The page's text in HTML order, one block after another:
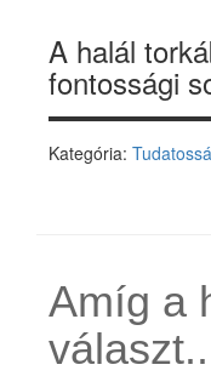
A halál
fontossági
Kategória:
Amíg a